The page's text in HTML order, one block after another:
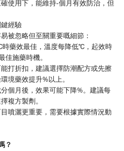
使用下，能維持-個月有效防治，但
經驗
被忽略但至關重要嘅細節：
時藥效最佳，溫度每降低℃，起效時
施藥時機。
打折扣，建議選擇防潮配方或先擦
境藥效提升%以上。
分個月後，效果可能下降%。建議每
複方製劑。
噴灑更重要，需要根據實際情況動
？​